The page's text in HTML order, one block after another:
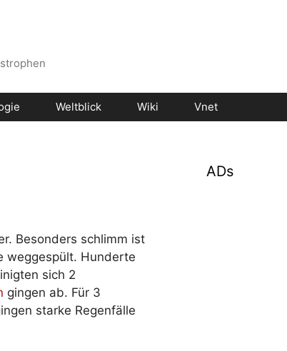
Weltblick Wiki Vnet
Besonders schlimm ist
weggespült. Hunderte
sich 2
gingen ab. Für 3
starke Regenfälle
ADs